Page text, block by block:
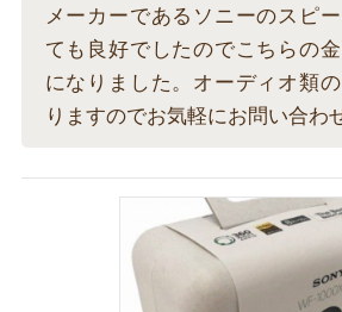
メーカーであるソニーのスピ
ても良好でしたのでこちらの
になりました。オーディオ類
りますのでお気軽にお問い合わ